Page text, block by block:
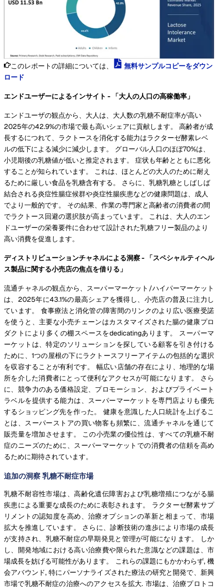
このレポートの詳細については、
無料サンプルコピーをダウン
ロード
エンドユーザーによるインサイト - 「大人の人口の高稼働率」
エンドユーザの観点から、大人は、大人数の乳糖不耐症率が高い
2025年の42.9%の市場で最も高いシェアに貢献します。 高齢者が成
長するにつれて、ラクトースを消化する能力はラクターゼ酵素レベ
ルの低下による減少に減少します。 グローバル人口のほぼ70%は、
小児期後の乳糖値が低いと推定されます。 症状も年齢とともに悪化
することが知られています。 これは、ほとんどの大人のために耐え
るために厳しい食品を乳糖含有する。 さらに、乳糖乳糖としばしば
結合される炎症性腸症候群や炎症性腸疾患などの健康問題は、成人
でより一般的です。 その結果、作業の専門家と高齢者の消費者の間
でラクトース回避の選択肢が高まっています。 これは、大人のエン
ドユーザーの栄養要件に合わせて設計された乳糖フリー製品のより
高い消費を促進します。
ディストリビューションチャネルによる洞察 - 「スペシャルティヘル
ス製品に関する小売店の焦点を借りる」
流通チャネルの観点から、スーパーマーケット/ハイパーマーケット
は、2025年に43.1%の最高シェアを獲得し、小売店の普及に注力し
ています。 食事療法と消化管の障害間のリンクのより広い医療受諾
を使うと、主要な小売チェーンはカスタマイズされた腸の健康プロ
ダクトにより多くの棚スペースをdedicatingあります。 スーパーマ
ーケットは、特定のソリューションを探している顧客を引き付ける
ために、1つの屋根の下にラクトースフリーアイテムの包括的な選択
を収容することが有利です。 幅広い店舗の存在により、地理的な場
所を介した消費者にとって便利なアクセスが可能になります。 さら
に、競争力のある価格設定、プロモーション、およびプライベート
ラベルを提供する能力は、スーパーマーケットを専門店よりも優先
するショッピング先を作った。 健康を意識した人口統計を上げるこ
とは、スーパーストアの買い物客も頻繁に、流通チャネルを通じて
販売量を増加させます。 この小売業の優位性は、すべての乳糖不耐
症のニーズのために、スーパーマーケットでの消費者の信頼を高め
るために期待されています。
追加の洞察 乳糖不耐症市場
乳糖不耐容性市場は、高齢化遺伝障害および乳糖増殖につながる腸
疾患による重要な成長のために表彰されます。 ラクターゼ酵素サプ
リメントの認知度を高め、治療オプションの革新と相まって、市場
拡大を推進しています。 さらに、診断技術の進歩により市場の成長
が支持され、乳糖不耐症の早期発見と管理が可能になります。 しか
し、開発地域における高い治療費や限られた意識などの課題は、市
場成長を妨げる可能性があります。 これらの課題にもかかわらず, 機
会アバウンド, 特にパーソナライズされた療法の研究と開発で、新興
市場で乳糖不耐症の治療へのアクセスを拡大. 市場は、治療プロトコ